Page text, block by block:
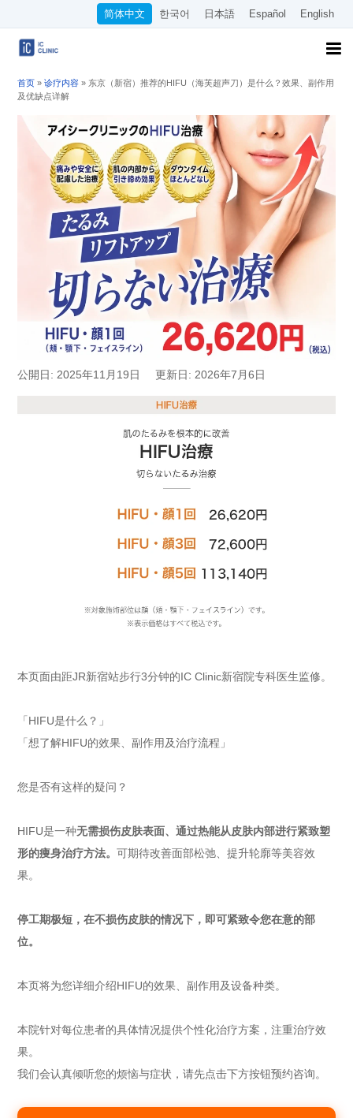
简体中文 한국어 日本語 Español English
首页 » 诊疗内容 » 东京（新宿）推荐的HIFU（海芙超声刀）是什么？效果、副作用
及优缺点详解
公開日: 2025年11月19日 更新日: 2026年7月6日
本页面由距JR新宿站步行3分钟的IC Clinic新宿院专科医生监修。
「HIFU是什么？」
「想了解HIFU的效果、副作用及治疗流程」
您是否有这样的疑问？
HIFU是一种无需损伤皮肤表面、通过热能从皮肤内部进行紧致塑
形的痩身治疗方法。 可期待改善面部松弛、提升轮廓等美容效
果。
停工期极短，在不损伤皮肤的情况下，即可紧致令您在意的部
位。
本页将为您详细介绍HIFU的效果、副作用及设备种类。
本院针对每位患者的具体情况提供个性化治疗方案，注重治疗效
果。
我们会认真倾听您的烦恼与症状，请先点击下方按钮预约咨询。